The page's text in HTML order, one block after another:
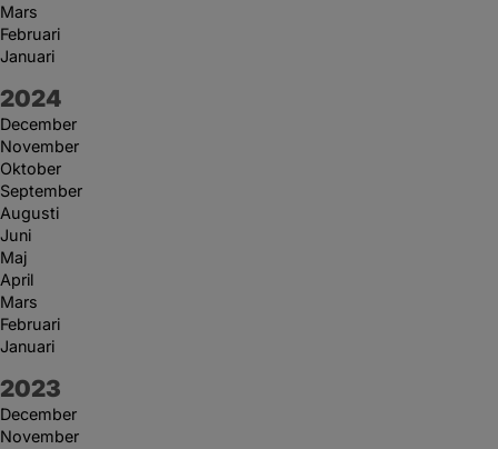
Mars
Februari
Januari
År:
2024
December
November
Oktober
September
Augusti
Juni
Maj
April
Mars
Februari
Januari
År:
2023
December
November